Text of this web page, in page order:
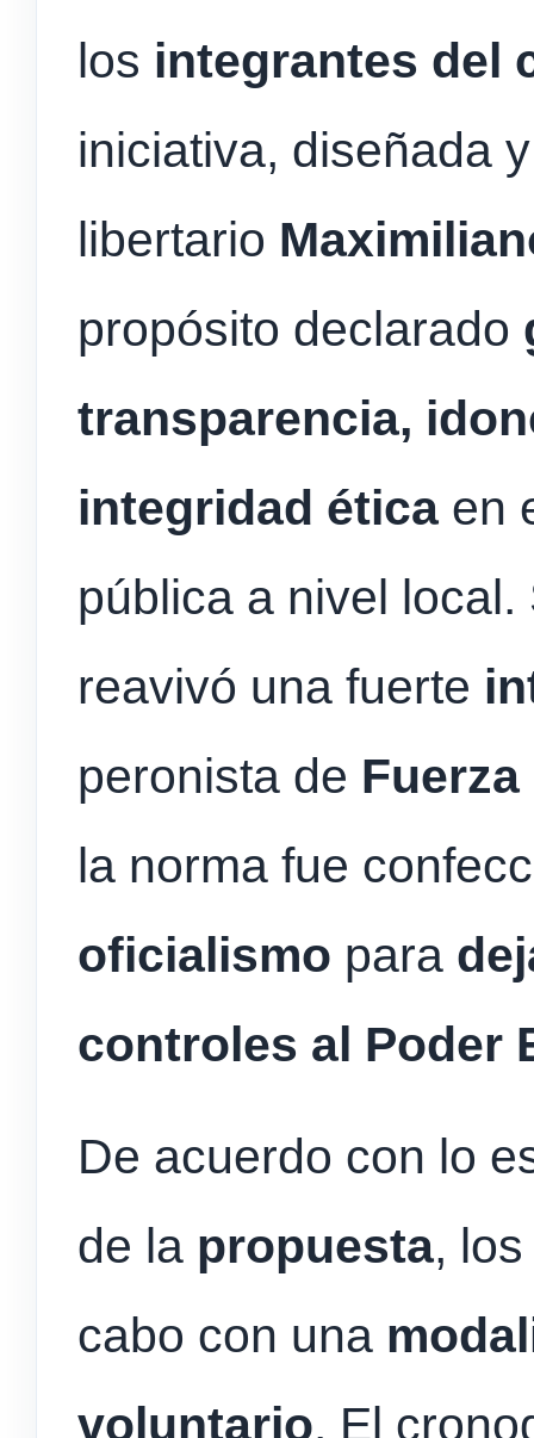
los integrantes del
iniciativa, diseñada
libertario
propósito declarado
transparencia,
integridad ética en
pública a nivel
reavivó una fuerte
peronista de
la norma fue
oficialismo para
controles al Poder
De acuerdo con lo
de la propuesta,
cabo con una
voluntario. El